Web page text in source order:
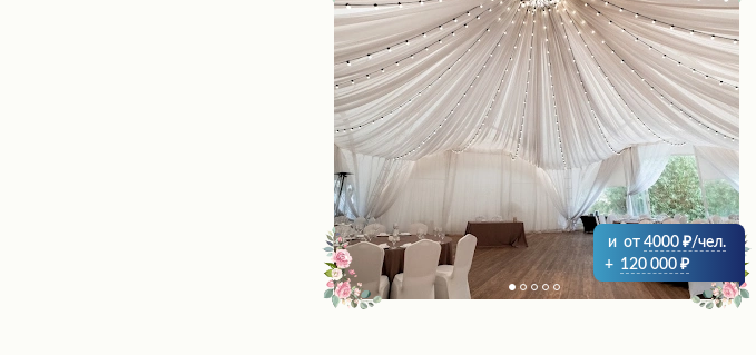
и от 4000
/чел.
+ 120 000